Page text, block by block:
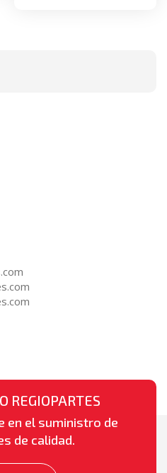
REGIOPARTES
en el suministro de
de calidad.